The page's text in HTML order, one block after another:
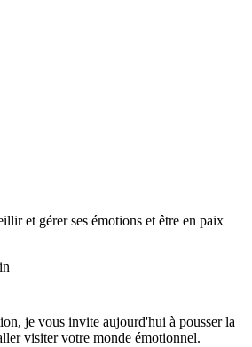
et gérer ses émotions et être en paix
je vous invite aujourd'hui à pousser la
visiter votre monde émotionnel.